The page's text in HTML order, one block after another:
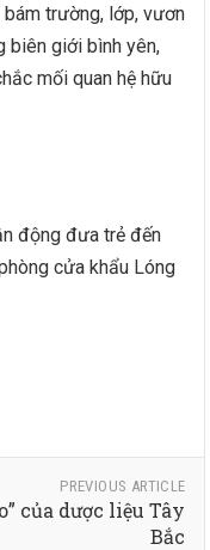
trường, lớp, vươn
biên giới bình yên,
mối quan hệ hữu
động đưa trẻ đến
cửa khẩu Lóng
PREVIOUS ARTICLE
của dược liệu Tây
Bắc